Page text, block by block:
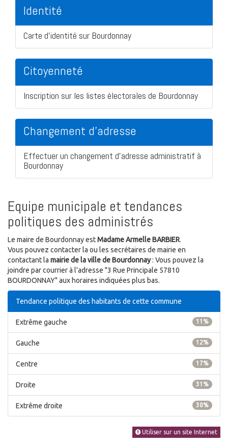
Identité
Carte d'identité sur Bourdonnay
Citoyenneté
Inscription sur les listes électorales de Bourdonnay
Changement d'adresse
Effectuer un changement d'adresse administratif à
Bourdonnay
Equipe municipale et tendances
politiques des administrés
Le maire de Bourdonnay estMadame Armelle BARBIER.
Vous pouvez contacter la ou les secrétaires de mairie en
contactant la mairie de la ville de Bourdonnay: Vous pouvez la
joindre par courrier à l'adresse "3 Rue Principale 57810
BOURDONNAY" aux horaires indiquées plus bas.
Tendance politique des habitants de cette commune
11%
Extrême gauche
12%
Gauche
17%
Centre
31%
Droite
30%
Extrême droite
Utiliser sur un site Internet